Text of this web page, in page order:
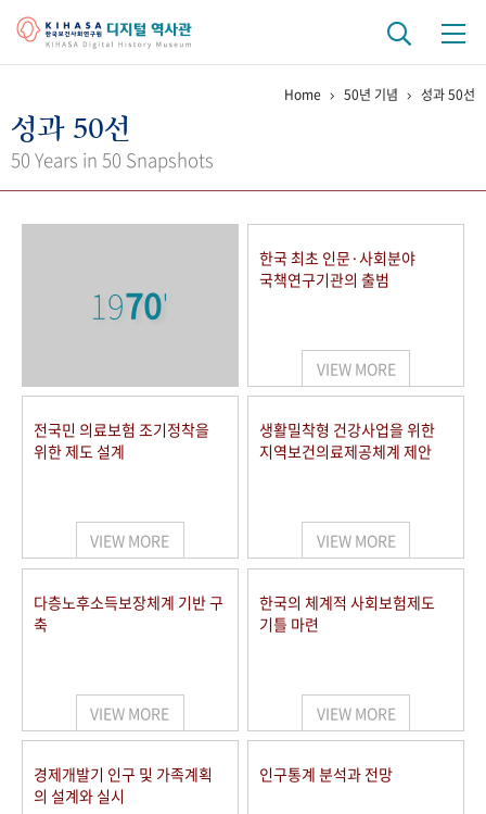
걸어온 길 기관 변천사
키워드로 보는 연구 역사
연구자들
사진 아카이브 문서 기록물 행정박물 영상 기록물
50+1 주년 기념
세계와 함께 한 KIHASA
VR 역사관
Home 50년 기념 성과 50선
성과 50선
50 Years in 50 Snapshots
1970'
한국 최초 인문·사회분야
국책연구기관의 출범
VIEW MORE
전국민 의료보험 조기정착을
위한 제도 설계
VIEW MORE
생활밀착형 건강사업을 위한
지역보건의료제공체계 제안
VIEW MORE
다층노후소득보장체계 기반 구
축
VIEW MORE
한국의 체계적 사회보험제도
기틀 마련
VIEW MORE
경제개발기 인구 및 가족계획
의 설계와 실시
인구통계 분석과 전망